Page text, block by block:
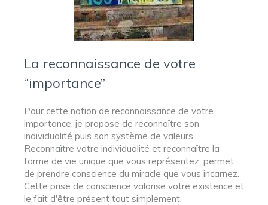
La reconnaissance de votre
“importance”
Pour cette notion de reconnaissance de votre
importance, je propose de reconnaître son
individualité puis son système de valeurs.
Reconnaître votre individualité et reconnaître la
forme de vie unique que vous représentez, permet
de prendre conscience du miracle que vous incarnez.
Cette prise de conscience valorise votre existence et
le fait d'être présent tout simplement.